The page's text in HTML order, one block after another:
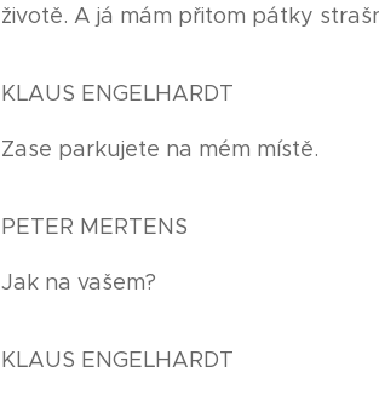
životě. A já mám přitom pátky
KLAUS ENGELHARDT
Zase parkujete na mém místě.
PETER MERTENS
Jak na vašem?
KLAUS ENGELHARDT